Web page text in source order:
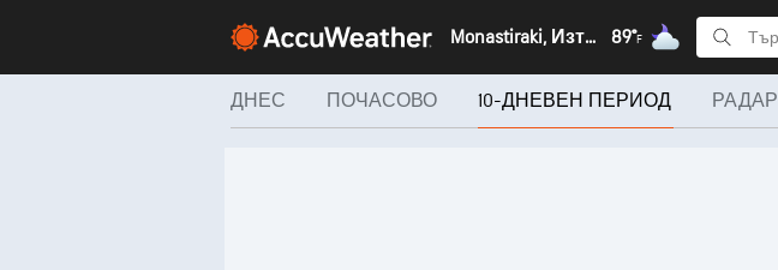
Monastiraki, Източна Македония и Тракия 89°F
ДНЕС ПОЧАСОВО 10-ДНЕВЕН ПЕРИОД РАДАР